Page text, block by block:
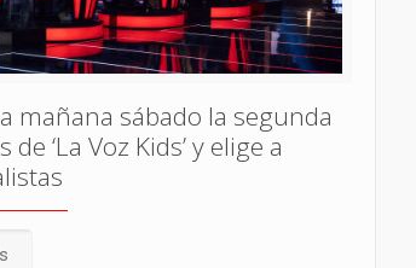
mañana sábado la segunda
‘La Voz Kids’ y elige a